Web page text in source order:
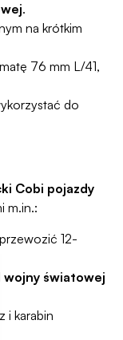
.
na krótkim
76 mm L/41,
do
Cobi pojazdy
m.in.:
12-
wojny światowej
i karabin